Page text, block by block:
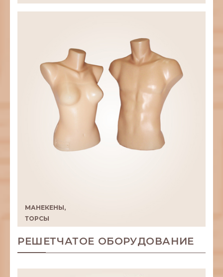
МАНЕКЕНЫ,
ТОРСЫ
РЕШЕТЧАТОЕ ОБОРУДОВАНИЕ